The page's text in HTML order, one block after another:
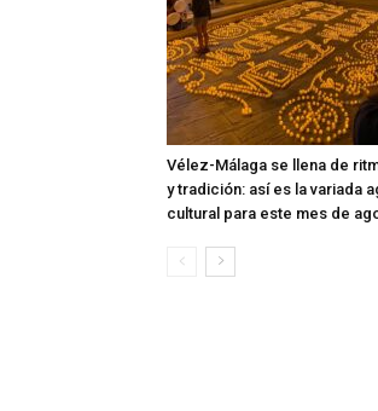
Vélez-Málaga se llena de
y tradición: así es la variada
cultural para este mes de